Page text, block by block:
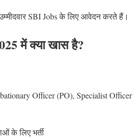
SBI Jobs के लिए आवेदन करते हैं।
में क्या खास है?
Officer (PO), Specialist Officer
के लिए भर्ती